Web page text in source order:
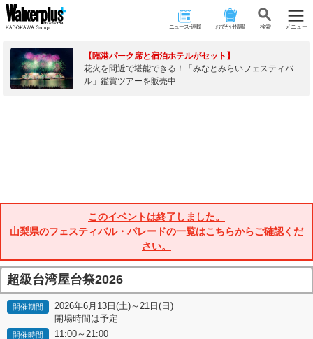
ニュース･連載 おでかけ情報 検 索 メニュー
【臨港パーク席と宿泊ホテルがセット】
花火を間近で堪能できる！「みなとみらいフェスティバ
ル」鑑賞ツアーを販売中
このイベントは終了しました。
山梨県のフェスティバル・パレードの一覧はこちらからご確認くだ
さい。
超級台湾屋台祭2026
開催期間
2026年6月13日(土)～21日(日)
開場時間は予定
開催時間 11:00～21:00